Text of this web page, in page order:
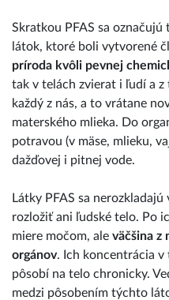
Skratkou PFAS sa
látok, ktoré boli vytvorené
príroda kvôli pevnej
tak v telách zvierat i ľudí a
každý z nás, a to vrátane
materského mlieka. Do
potravou (v mäse, mlieku,
dažďovej i pitnej vode.
Látky PFAS sa
rozložiť ani ľudské telo. Po
miere močom, ale väčšina z
orgánov. Ich koncentrácia v
pôsobí na telo chronicky.
medzi pôsobením týchto